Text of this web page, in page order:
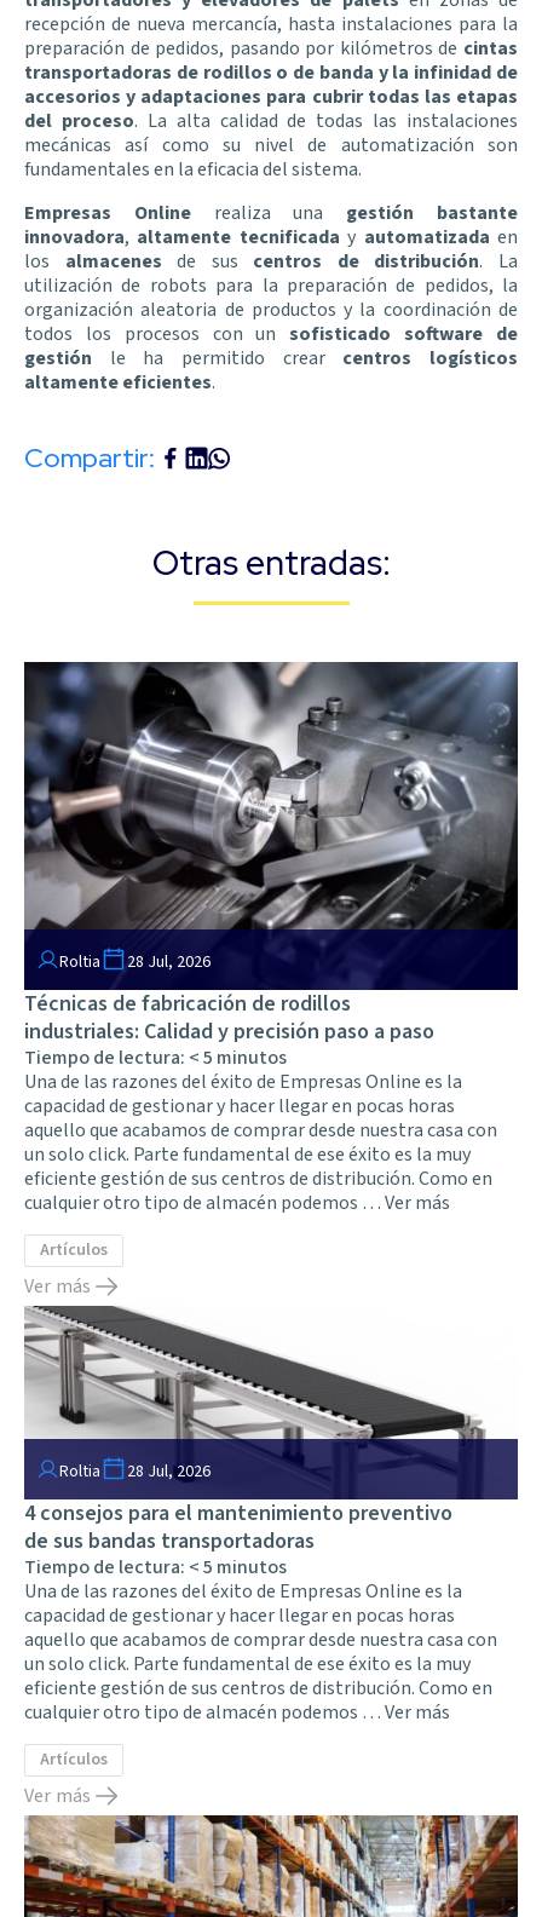
recepción de nueva mercancía, hasta instalaciones para la
preparación de pedidos, pasando por kilómetros de cintas
transportadoras de rodillos o de banda y la infinidad de
accesorios y adaptaciones para cubrir todas las etapas
del proceso. La alta calidad de todas las instalaciones
mecánicas así como su nivel de automatización son
fundamentales en la eficacia del sistema.
Empresas Onlinerealiza una gestión bastante
innovadora, altamente tecnificada y automatizada en
los almacenesde sus centros de distribución. La
utilización de robots para la preparación de pedidos, la
organización aleatoria de productos y la coordinación de
todos los procesos con unsofisticado software de
gestión le ha permitido crear centros logísticos
altamente eficientes.
Compartir:
Otras entradas:
Roltia 28 Jul, 2026
Técnicas de fabricación de rodillos
industriales: Calidad y precisión paso a paso
Tiempo de lectura: < 5 minutos
Una de las razones del éxito de Empresas Online es la
capacidad de gestionar y hacer llegar en pocas horas
aquello que acabamos de comprar desde nuestra casa con
un solo click. Parte fundamental de ese éxito es la muy
eficiente gestión de sus centros de distribución. Como en
cualquier otro tipo de almacén podemos …Ver más
Artículos
Ver más
Roltia 28 Jul, 2026
4 consejos para el mantenimiento preventivo
de sus bandas transportadoras
Tiempo de lectura: < 5 minutos
Una de las razones del éxito de Empresas Online es la
capacidad de gestionar y hacer llegar en pocas horas
aquello que acabamos de comprar desde nuestra casa con
un solo click. Parte fundamental de ese éxito es la muy
eficiente gestión de sus centros de distribución. Como en
cualquier otro tipo de almacén podemos …Ver más
Artículos
Ver más